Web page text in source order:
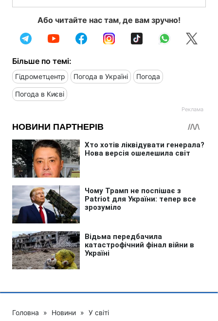
Або читайте нас там, де вам зручно!
Більше по темі:
Гідрометцентр Погода в Україні Погода
Погода в Києві
Головна » Новини » У світі